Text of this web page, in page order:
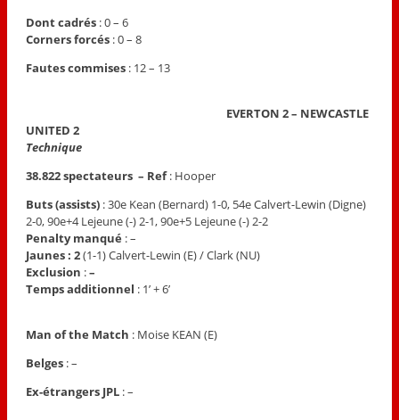
Dont cadrés: 0 – 6
Corners forcés: 0 – 8
Fautes commises: 12 – 13
EVERTON 2 – NEWCASTLE
UNITED 2
Technique
38.822 spectateurs – Ref: Hooper
Buts (assists): 30e Kean (Bernard) 1-0, 54e Calvert-Lewin (Digne)
2-0, 90e+4 Lejeune (-) 2-1, 90e+5 Lejeune (-) 2-2
Penalty manqué : –
Jaunes : 2(1-1) Calvert-Lewin (E) / Clark (NU)
Exclusion :–
Temps additionnel : 1’ + 6’
Man of the Match : Moise KEAN (E)
Belges: –
Ex-étrangers JPL : –